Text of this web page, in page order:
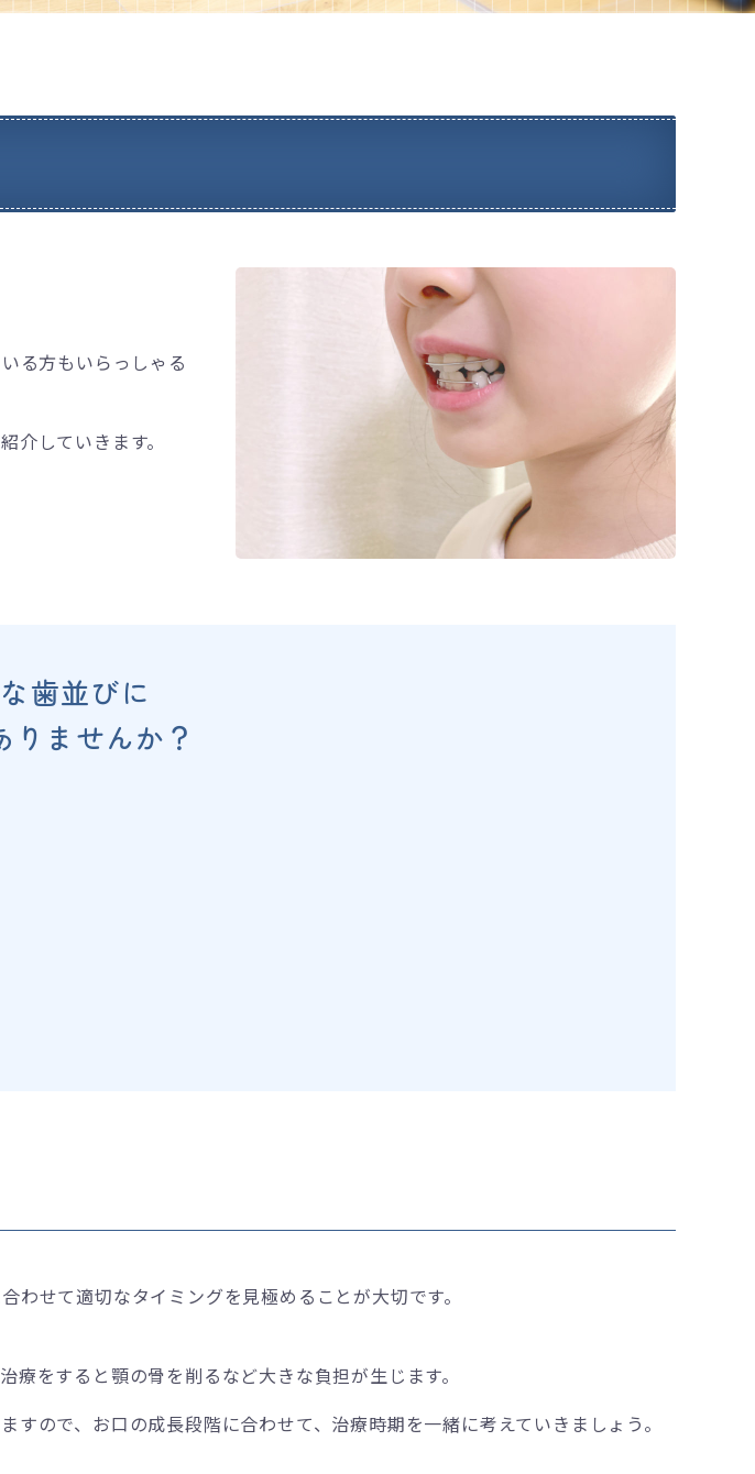
る方もいらっしゃる
介していきます。
歯並びに
ませんか？
せて適切なタイミングを見極めることが大切です。
をすると顎の骨を削るなど大きな負担が生じます。
ので、お口の成長段階に合わせて、治療時期を一緒に考えていきましょう。